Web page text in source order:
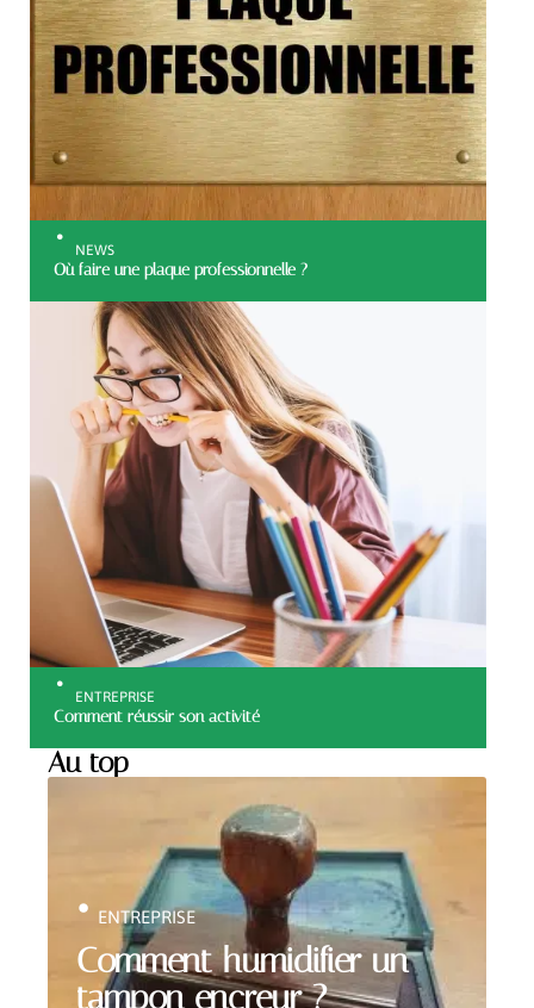
NEWS
Où faire une plaque professionnelle ?
ENTREPRISE
Comment réussir son activité
Au top
Comment humidifier un
tampon encreur ?
ENTREPRISE